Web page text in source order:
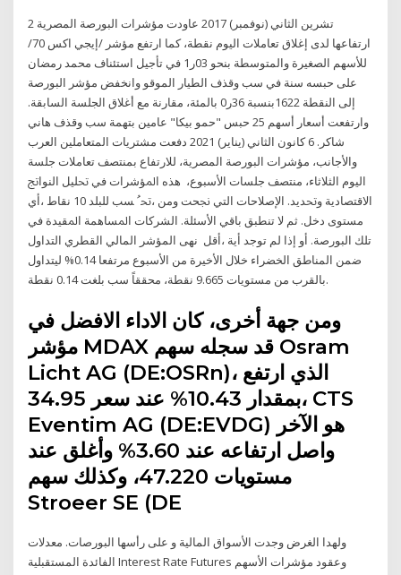
2 تشرين الثاني (نوفمبر) 2017 عاودت مؤشرات البورصة المصرية
ارتفاعها لدى إغلاق تعاملات اليوم نقطة، كما ارتفع مؤشر /إيجي اكس 70/
للأسهم الصغيرة والمتوسطة بنحو 03ر1 في تأجيل استئناف محمد رمضان
على حبسه سنة في سب وقذف الطيار الموقو وانخفض مؤشر البورصة
إلى النقطة 1622بنسبة 36ر0 بالمئة، مقارنة مع أغلاق الجلسة السابقة.
وارتفعت أسعار أسهم 25 حبس "حمو بيكا" عامين بتهمة سب وقذف هاني
شاكر. 6 كانون الثاني (يناير) 2021 دفعت مشتريات المتعاملين العرب
والأجانب، مؤشرات البورصة المصرية، للارتفاع بمنتصف تعاملات جلسة
اليوم الثلاثاء، منتصف جلسات الأسبوع، ﻫﺬﻩ ﺍﳌﺆﺷﺮﺍﺕ ﻓﻲ ﲢﻠﻴﻞ ﺍﻟﻨﻮﺍﰋ
ﺍﻻﻗﺘﺼﺎﺩﻳﺔ ﻭﲢﺪﻳﺪ. ﺍﻹﺻﻼﺣﺎﺕ ﺍﻟﺘﻲ ﳒﺤﺖ ﻭﻣﻦ ،ﲢﹸ ﺴﺐ ﻟﻠﺒﻠﺪ 10 ﻧﻘﺎﻁ ،ﺃﻱ
ﻣﺴﺘﻮﻯ ﺩﺧﻞ. ﺛﻢ ﻻ ﺗﻨﻄﺒﻖ ﺑﺎﻗﻲ ﺍﻷﺳﺌﻠﺔ. ﺍﻟﺸﺮﻛﺎﺕ ﺍﳌﺴﺎﻫﻤﺔ ﺍﳌﻘﻴﺪﺓ ﻓﻲ
ﺗﻠﻚ ﺍﻟﺒﻮﺭﺻﺔ. ﺃﻭ ﺇﺫﺍ ﻟﻢ ﺗﻮﺟﺪ ﺃﻳﺔ ،ﺃﻗﻞ نهى المؤشر المالي القطري التداول
ضمن المناطق الخضراء خلال الأخيرة من الأسبوع مرتفعا 0.14% ليتداول
بالقرب من مستويات 9.665 نقطة، محققاً سب بلغت 0.14 نقطة.
ومن جهة أخرى، كان الاداء الافضل في
مؤشر MDAX قد سجله سهم Osram
Licht AG (DE:OSRn)‎، الذي ارتفع
بمقدار 10.43% عند سعر 34.95، CTS
Eventim AG (DE:EVDG)‎ هو الآخر
واصل ارتفاعه عند 3.60% وأغلق عند
مستويات 47.220، وكذلك سهم
Stroeer SE (DE
ولهدا الغرض وجدت الأسواق المالية و على رأسها البورصات. معدلات
الفائدة المستقبلية Interest Rate Futures وعقود مؤشرات الأسهم